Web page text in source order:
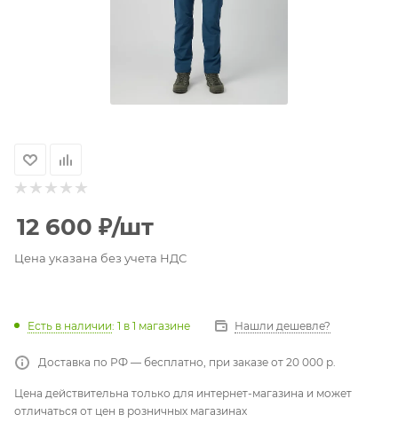
12 600 ₽/шт
Цена указана без учета НДС
Есть в наличии: 1 в 1 магазине Нашли дешевле?
Доставка по РФ — бесплатно, при заказе от 20 000 р.
Цена действительна только для интернет-магазина и может
отличаться от цен в розничных магазинах